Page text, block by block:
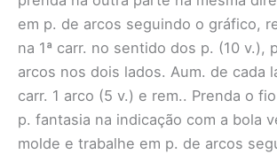
em p. de arcos seguindo o gráfico,
na 1ª carr. no sentido dos p. (10 v.),
arcos nos dois lados. Aum. de cada
carr. 1 arco (5 v.) e rem.. Prenda o
p. fantasia na indicação com a bola
molde e trabalhe em p. de arcos